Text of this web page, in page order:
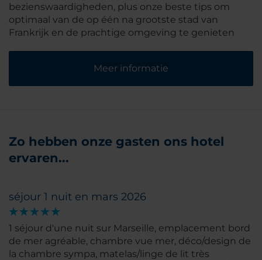
bezienswaardigheden, plus onze beste tips om
optimaal van de op één na grootste stad van
Frankrijk en de prachtige omgeving te genieten
Meer informatie
Zo hebben onze gasten ons hotel
ervaren...
séjour 1 nuit en mars 2026
1 séjour d'une nuit sur Marseille, emplacement bord
de mer agréable, chambre vue mer, déco/design de
la chambre sympa, matelas/linge de lit très